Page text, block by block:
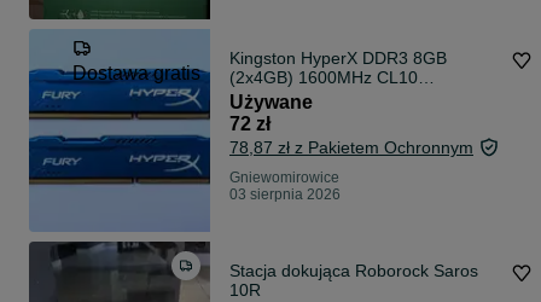
Dostawa gratis
Kingston HyperX DDR3 8GB
(2x4GB) 1600MHz CL10
HX316C10FK2/8
Używane
72 zł
78,87 zł z Pakietem Ochronnym
Gniewomirowice
03 sierpnia 2026
Stacja dokująca Roborock Saros
10R